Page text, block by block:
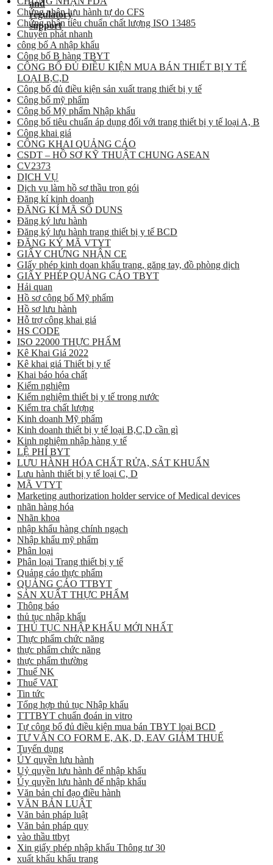
Chứng nhận lưu hành tự do CFS
Chứng nhận tiêu chuẩn chất lượng ISO 13485
Chuyển phát nhanh
công bố A nhập khẩu
Công bố B hàng TBYT
CÔNG BỐ ĐỦ ĐIỀU KIỆN MUA BÁN THIẾT BỊ Y TẾ
LOẠI B,C,D
Công bố đủ điều kiện sản xuất trang thiết bị y tế
Công bố mỹ phẩm
Công bố Mỹ phẩm Nhập khẩu
Công bố tiêu chuẩn áp dụng đối với trang thiết bị y tế loại A, B
Công khai giá
CÔNG KHAI QUẢNG CÁO
CSDT – HỒ SƠ KỸ THUẬT CHUNG ASEAN
CV2373
DỊCH VỤ
Dịch vụ làm hồ sơ thầu trọn gói
Đăng kí kinh doanh
ĐĂNG KÍ MÃ SỐ DUNS
Đăng ký lưu hành
Đăng ký lưu hành trang thiết bị y tế BCD
ĐĂNG KÝ MÃ VTYT
GIẤY CHỨNG NHẬN CE
GIấy phép kinh doan khẩu trang, găng tay, đồ phòng dịch
GIẤY PHÉP QUẢNG CÁO TBYT
Hải quan
Hồ sơ công bố Mỹ phẩm
Hồ sơ lưu hành
Hỗ trợ công khai giá
HS CODE
ISO 22000 THỰC PHẨM
Kê Khai Giá 2022
Kê khai giá Thiết bị y tế
Khai báo hóa chất
Kiểm nghiệm
Kiểm nghiệm thiết bị y tế trong nước
Kiểm tra chất lượng
Kinh doanh Mỹ phẩm
Kinh doanh thiết bị y tế loại B,C,D cần gì
Kinh nghiệm nhập hàng y tế
LỆ PHÍ BYT
LƯU HÀNH HÓA CHẤT RỬA, SÁT KHUẨN
Lưu hành thiết bị y tế loại C, D
MÃ VTYT
Marketing authorization holder service of Medical devices
nhãn hàng hóa
Nhãn khoa
nhập khẩu hàng chính ngạch
Nhập khẩu mỹ phẩm
Phân loại
Phân loại Trang thiết bị y tế
Quảng cáo thực phẩm
QUẢNG CÁO TTBYT
SẢN XUẤT THỰC PHẨM
Thông báo
thủ tục nhập khẩu
THỦ TỤC NHẬP KHẨU MỚI NHẤT
Thực phẩm chức năng
thực phẩm chức năng
thực phẩm thường
Thuế NK
Thuế VAT
Tin tức
Tổng hợp thủ tục Nhập khẩu
TTTBYT chuẩn đoán in vitro
Tự công bố đủ điều kiện mua bán TBYT loại BCD
TƯ VẤN CO FORM E, AK, D, EAV GIẢM THUẾ
Tuyển dụng
ỦY quyền lưu hành
Uỷ quyền lưu hành để nhập khẩu
Ủy quyền lưu hành để nhập khẩu
Văn bản chỉ đạo điều hành
VĂN BẢN LUẬT
Văn bản pháp luật
Văn bản pháp quy
vào thầu ttbyt
Xin giấy phép nhập khẩu Thông tư 30
xuất khẩu khẩu trang